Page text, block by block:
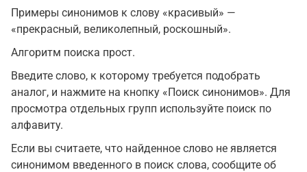
Примеры синонимов к слову «красивый» —
«прекрасный, великолепный, роскошный».
Алгоритм поиска прост.
Введите слово, к которому требуется подобрать
аналог, и нажмите на кнопку «Поиск синонимов». Для
просмотра отдельных групп используйте поиск по
алфавиту.
Если вы считаете, что найденное слово не является
синонимом введенного в поиск слова, сообщите об